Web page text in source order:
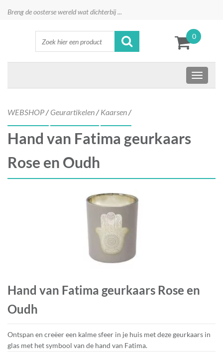
Breng de oosterse wereld wat dichterbij ...
0
WEBSHOP/ Geurartikelen/ Kaarsen/
Hand van Fatima geurkaars
Rose en Oudh
Hand van Fatima geurkaars Rose en
Oudh
Ontspan en creëer een kalme sfeer in je huis met deze geurkaars in
glas met het symbool van de hand van Fatima.